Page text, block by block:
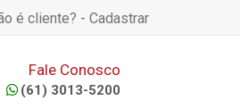
é cliente? - Cadastrar
Fale Conosco
(61) 3013-5200